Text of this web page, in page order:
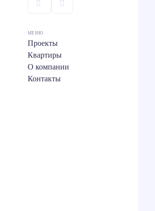
МЕНЮ
Проекты
Квартиры
О компании
Контакты